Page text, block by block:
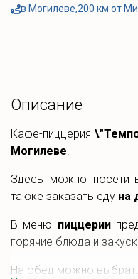
в Могилеве,200 км от
Описание
Кафе-пиццерия
Могилеве.
Здесь можно
также заказать еду на
В меню пиццерии
горячие блюда и
На обед можно